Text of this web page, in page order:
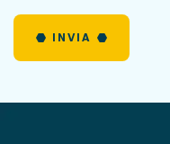
INVIA